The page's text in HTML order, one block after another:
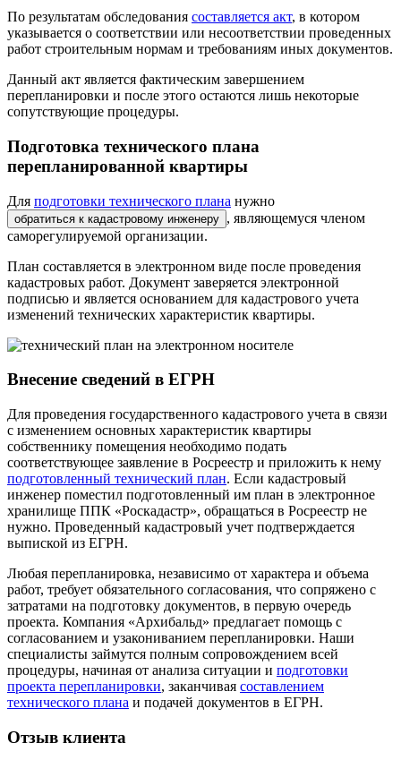
По результатам обследования составляется акт, в котором
указывается о соответствии или несоответствии проведенных
работ строительным нормам и требованиям иных документов.
Данный акт является фактическим завершением
перепланировки и после этого остаются лишь некоторые
сопутствующие процедуры.
Подготовка технического плана
перепланированной квартиры
Для подготовки технического плана нужно
обратиться к кадастровому инженеру , являющемуся членом
саморегулируемой организации.
План составляется в электронном виде после проведения
кадастровых работ. Документ заверяется электронной
подписью и является основанием для кадастрового учета
изменений технических характеристик квартиры.
Внесение сведений в ЕГРН
Для проведения государственного кадастрового учета в связи
с изменением основных характеристик квартиры
собственнику помещения необходимо подать
соответствующее заявление в Росреестр и приложить к нему
подготовленный технический план. Если кадастровый
инженер поместил подготовленный им план в электронное
хранилище ППК «Роскадастр», обращаться в Росреестр не
нужно. Проведенный кадастровый учет подтверждается
выпиской из ЕГРН.
Любая перепланировка, независимо от характера и объема
работ, требует обязательного согласования, что сопряжено с
затратами на подготовку документов, в первую очередь
проекта. Компания «Архибальд» предлагает помощь с
согласованием и узакониванием перепланировки. Наши
специалисты займутся полным сопровождением всей
процедуры, начиная от анализа ситуации и подготовки
проекта перепланировки, заканчивая составлением
технического плана и подачей документов в ЕГРН.
Отзыв клиента